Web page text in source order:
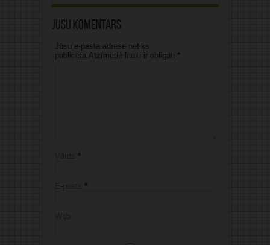
Jūsu komentārs
Jūsu e-pasta adrese netiks
publicēta.Atzīmētie lauki ir obligāti *
*
*